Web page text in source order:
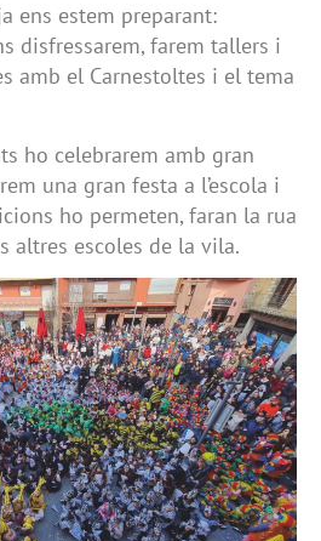
ens estem preparant:
disfressarem, farem tallers i
amb el Carnestoltes i el tema
ho celebrarem amb gran
una gran festa a l’escola i
ho permeten, faran la rua
altres escoles de la vila.